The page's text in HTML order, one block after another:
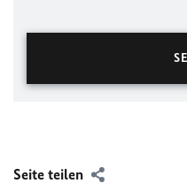
Seite teilen